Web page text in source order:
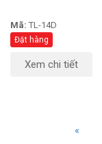
Mã: TL-14D
Đặt hàng
Xem chi tiết
«